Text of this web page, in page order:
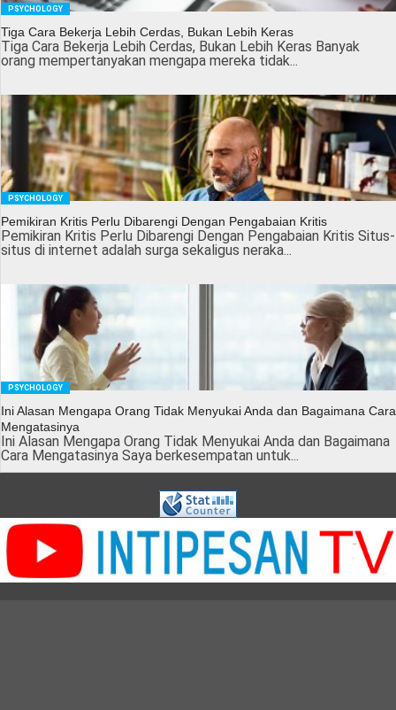
PSYCHOLOGY
Tiga Cara Bekerja Lebih Cerdas, Bukan Lebih Keras
Tiga Cara Bekerja Lebih Cerdas, Bukan Lebih Keras Banyak
orang mempertanyakan mengapa mereka tidak...
PSYCHOLOGY
Pemikiran Kritis Perlu Dibarengi Dengan Pengabaian Kritis
Pemikiran Kritis Perlu Dibarengi Dengan Pengabaian Kritis Situs-
situs di internet adalah surga sekaligus neraka...
PSYCHOLOGY
Ini Alasan Mengapa Orang Tidak Menyukai Anda dan Bagaimana Cara
Mengatasinya
Ini Alasan Mengapa Orang Tidak Menyukai Anda dan Bagaimana
Cara Mengatasinya Saya berkesempatan untuk...